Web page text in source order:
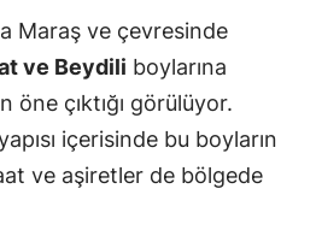
Maraş ve çevresinde
ve Beydili boylarına
öne çıktığı görülüyor.
içerisinde bu boyların
ve aşiretler de bölgede